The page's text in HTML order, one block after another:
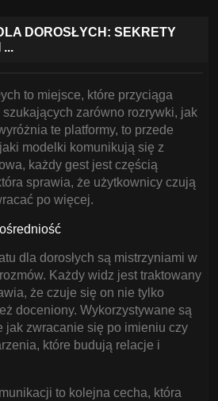
DOROSŁYCH: SEKRETY
...
to miejsce, które przyciąga
zarówno rozrywki, jak
te platformy, to przede
modelki komunikują się z
każdy gest jest częścią
sprawia, że użytkownicy czują
po więcej.
dla dorosłych są mistrzyniami w
Każdy widz jest traktowany
że czuje się on nie tylko
doceniony. Wykorzystywane są
jak zwracanie się po imieniu czy
które budują relacje i
to kolejna cecha, która